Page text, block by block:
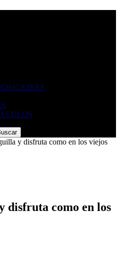
y disfruta como en los viejos
disfruta como en los